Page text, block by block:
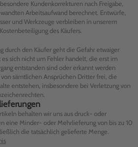
Kundenkorrekturen nach Freigabe,
Arbeitsaufwand berechnet. Entwürfe,
und Werkzeuge verbleiben in unserem
des Käufers.
durch den Käufer geht die Gefahr etwaiger
sich nicht um Fehler handelt, die erst im
entstanden sind oder erkannt werden
sämtlichen Ansprüchen Dritter frei, die
entstehen, insbesondere bei Verletzung von
behalten wir uns aus druck- oder
eine Minder- oder Mehrlieferung von bis zu 10
die tatsächlich gelieferte Menge.